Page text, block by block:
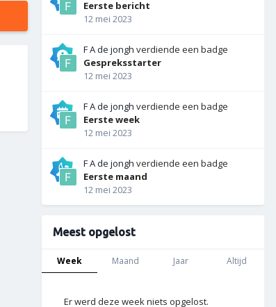
Eerste bericht
12 mei 2023
F A de jongh verdiende een badge
Gespreksstarter
12 mei 2023
F A de jongh verdiende een badge
Eerste week
12 mei 2023
F A de jongh verdiende een badge
Eerste maand
12 mei 2023
Meest opgelost
Week Maand Jaar Altijd
Er werd deze week niets opgelost.